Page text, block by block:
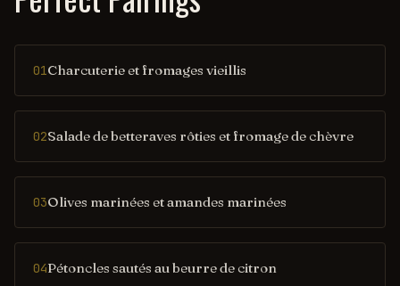
01Charcuterie et fromages vieillis
02Salade de betteraves rôties et fromage de chèvre
03Olives marinées et amandes marinées
04Pétoncles sautés au beurre de citron